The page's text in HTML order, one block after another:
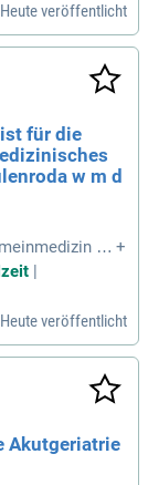
Aufgaben,
k
Arbeits
Weiterent
Sie verant
Bew
Anste
Heute veröffentlicht
für die
w m d
od
Sektor. Ihr P
Einfühlungsv
wir Ver
Wir bieten ein
offene K
Hierarc
ein
qualifizierte
bestens kenn
+
Heute veröffentlicht
Akutgeriatrie